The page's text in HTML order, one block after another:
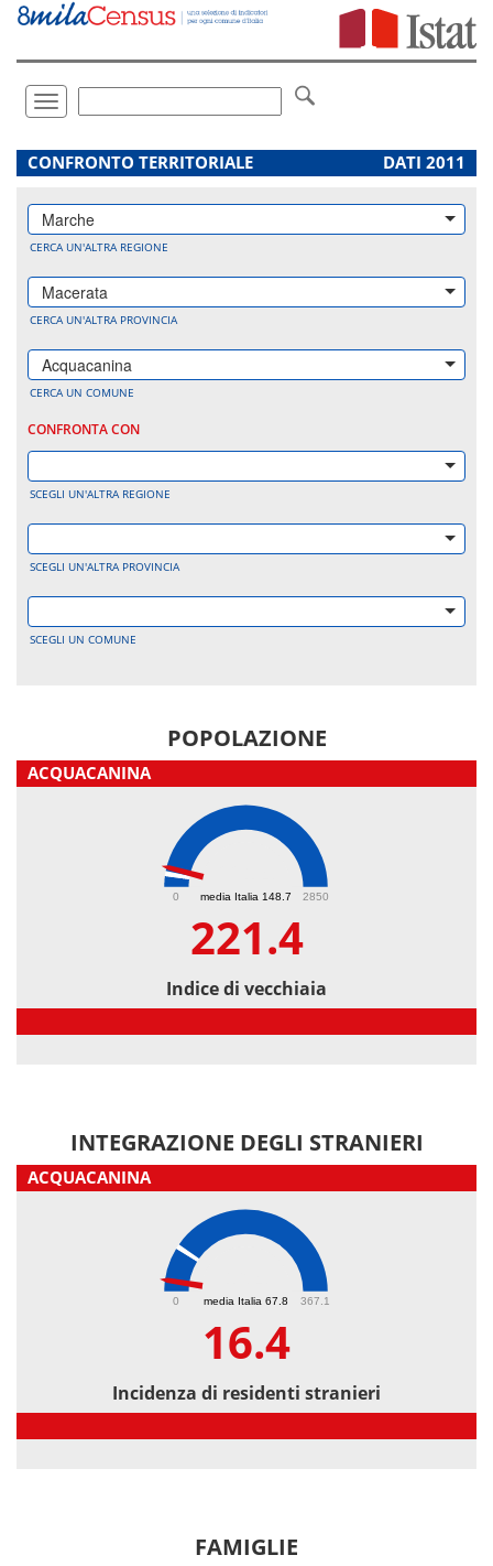
Vai
direttamente
Toggle
navigation
.
CONFRONTO TERRITORIALE DATI 2011
Marche
CERCA UN'ALTRA REGIONE
Macerata
CERCA UN'ALTRA PROVINCIA
Acquacanina
CERCA UN COMUNE
CONFRONTA CON
SCEGLI UN'ALTRA REGIONE
SCEGLI UN'ALTRA PROVINCIA
SCEGLI UN COMUNE
POPOLAZIONE
ACQUACANINA
media Italia 148.7
0 2850
221.4
Indice di vecchiaia
INTEGRAZIONE DEGLI STRANIERI
ACQUACANINA
media Italia 67.8
0 367.1
16.4
Incidenza di residenti stranieri
FAMIGLIE